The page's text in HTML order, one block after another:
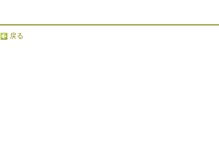
戻る